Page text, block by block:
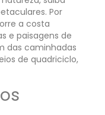
Por
a costa
e paisagens de
das caminhadas
de quadriciclo,